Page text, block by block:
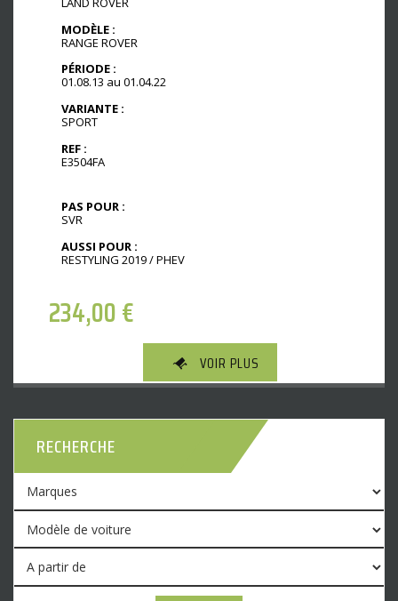
MODÈLE :
RANGE ROVER
PÉRIODE :
01.08.13 au 01.04.22
VARIANTE :
SPORT
REF :
E3504FA
PAS POUR :
SVR
AUSSI POUR :
RESTYLING 2019 / PHEV
234,00€
VOIR PLUS
RECHERCHE